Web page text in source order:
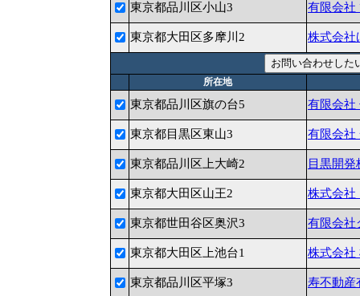
東京都品川区小山3 有限会社
東京都大田区多摩川2 株式会社
所在地
東京都品川区旗の台5 有限会社
東京都目黒区東山3 有限会社
東京都品川区上大崎2 目黒開
東京都大田区山王2 株式会社
東京都世田谷区奥沢3 有限会社
東京都大田区上池台1 株式会社
東京都品川区平塚3 寿不動産